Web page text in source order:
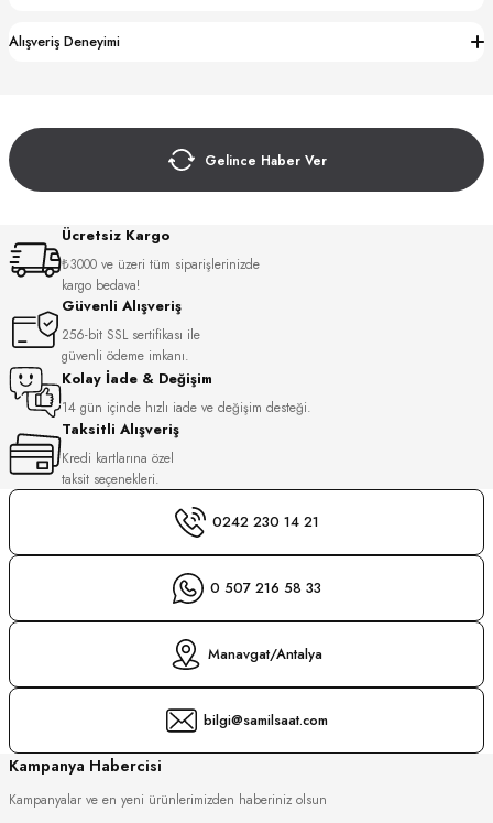
Alışveriş Deneyimi
Gelince Haber Ver
Ücretsiz Kargo
₺3000 ve üzeri tüm siparişlerinizde
kargo bedava!
Güvenli Alışveriş
256-bit SSL sertifikası ile
güvenli ödeme imkanı.
Kolay İade & Değişim
14 gün içinde hızlı iade ve değişim desteği.
Taksitli Alışveriş
Kredi kartlarına özel
taksit seçenekleri.
0242 230 14 21
0 507 216 58 33
Manavgat/Antalya
bilgi@samilsaat.com
Kampanya Habercisi
Kampanyalar ve en yeni ürünlerimizden haberiniz olsun